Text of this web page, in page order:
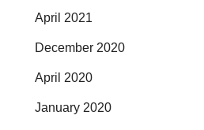
April 2021
December 2020
April 2020
January 2020